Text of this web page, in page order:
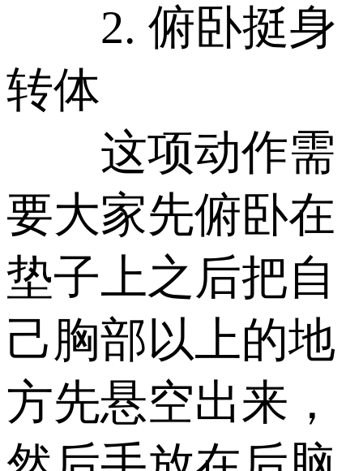
2. 俯卧挺身
转体
这项动作需
要大家先俯卧在
垫子上之后把自
己胸部以上的地
方先悬空出来，